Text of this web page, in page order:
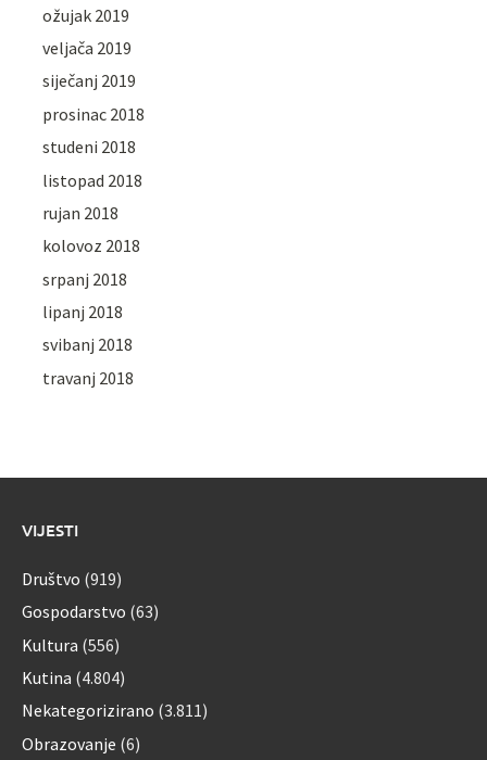
ožujak 2019
veljača 2019
siječanj 2019
prosinac 2018
studeni 2018
listopad 2018
rujan 2018
kolovoz 2018
srpanj 2018
lipanj 2018
svibanj 2018
travanj 2018
VIJESTI
Društvo (919)
Gospodarstvo (63)
Kultura (556)
Kutina (4.804)
Nekategorizirano (3.811)
Obrazovanje (6)